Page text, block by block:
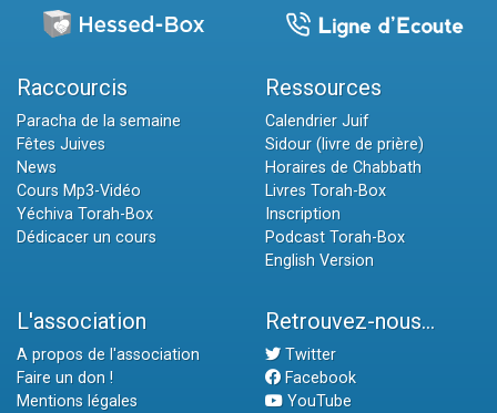
Raccourcis
Paracha de la semaine
Fêtes Juives
News
Cours Mp3-Vidéo
Yéchiva Torah-Box
Dédicacer un cours
Ressources
Calendrier Juif
Sidour (livre de prière)
Horaires de Chabbath
Livres Torah-Box
Inscription
Podcast Torah-Box
English Version
L'association
A propos de l'association
Faire un don !
Mentions légales
Retrouvez-nous...
Twitter
Facebook
YouTube